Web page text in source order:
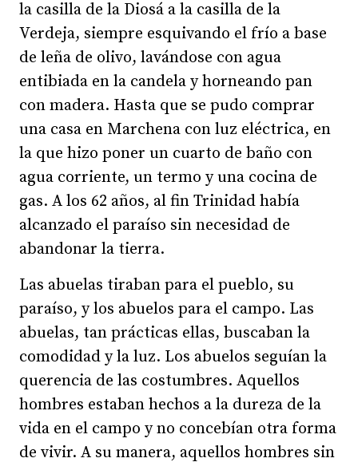
la casilla de la Diosá a la casilla de la
Verdeja, siempre esquivando el frío a base
de leña de olivo, lavándose con agua
entibiada en la candela y horneando pan
con madera. Hasta que se pudo comprar
una casa en Marchena con luz eléctrica, en
la que hizo poner un cuarto de baño con
agua corriente, un termo y una cocina de
gas. A los 62 años, al fin Trinidad había
alcanzado el paraíso sin necesidad de
abandonar la tierra.
Las abuelas tiraban para el pueblo, su
paraíso, y los abuelos para el campo. Las
abuelas, tan prácticas ellas, buscaban la
comodidad y la luz. Los abuelos seguían la
querencia de las costumbres. Aquellos
hombres estaban hechos a la dureza de la
vida en el campo y no concebían otra forma
de vivir. A su manera, aquellos hombres sin